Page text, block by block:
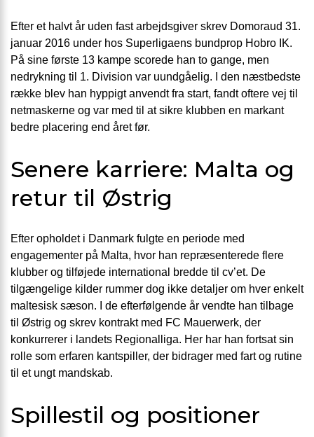
Efter et halvt år uden fast arbejdsgiver skrev Domoraud 31.
januar 2016 under hos Superligaens bundprop Hobro IK.
På sine første 13 kampe scorede han to gange, men
nedrykning til 1. Division var uundgåelig. I den næstbedste
række blev han hyppigt anvendt fra start, fandt oftere vej til
netmaskerne og var med til at sikre klubben en markant
bedre placering end året før.
Senere karriere: Malta og
retur til Østrig
Efter opholdet i Danmark fulgte en periode med
engagementer på Malta, hvor han repræsenterede flere
klubber og tilføjede international bredde til cv’et. De
tilgængelige kilder rummer dog ikke detaljer om hver enkelt
maltesisk sæson. I de efterfølgende år vendte han tilbage
til Østrig og skrev kontrakt med FC Mauerwerk, der
konkurrerer i landets Regionalliga. Her har han fortsat sin
rolle som erfaren kantspiller, der bidrager med fart og rutine
til et ungt mandskab.
Spillestil og positioner